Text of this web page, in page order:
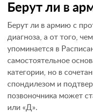
Берут ли в
Берут ли в армию с
диагноза, а от того,
упоминается в
самостоятельное
категории, но в
спондилезом и
позвоночника может
или «Д».